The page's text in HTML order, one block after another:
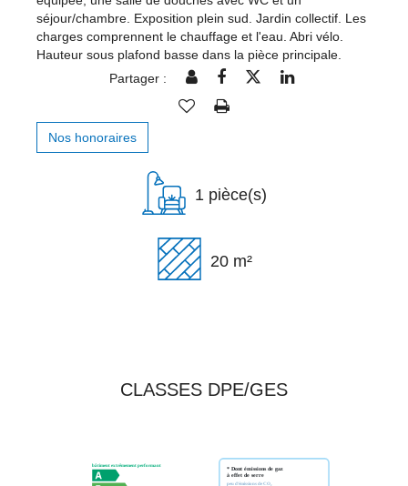
séjour/chambre. Exposition plein sud. Jardin collectif. Les
charges comprennent le chauffage et l'eau. Abri vélo.
Hauteur sous plafond basse dans la pièce principale.
Partager :
Nos honoraires
1 pièce(s)
20 m²
CLASSES DPE/GES